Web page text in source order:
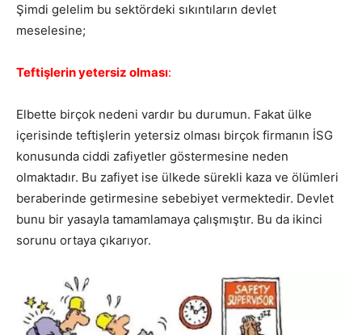
Şimdi gelelim bu sektördeki sıkıntıların devlet
meselesine;
Teftişlerin yetersiz olması:
Elbette birçok nedeni vardır bu durumun. Fakat ülke
içerisinde teftişlerin yetersiz olması birçok firmanın İSG
konusunda ciddi zafiyetler göstermesine neden
olmaktadır. Bu zafiyet ise ülkede sürekli kaza ve ölümleri
beraberinde getirmesine sebebiyet vermektedir. Devlet
bunu bir yasayla tamamlamaya çalışmıştır. Bu da ikinci
sorunu ortaya çıkarıyor.